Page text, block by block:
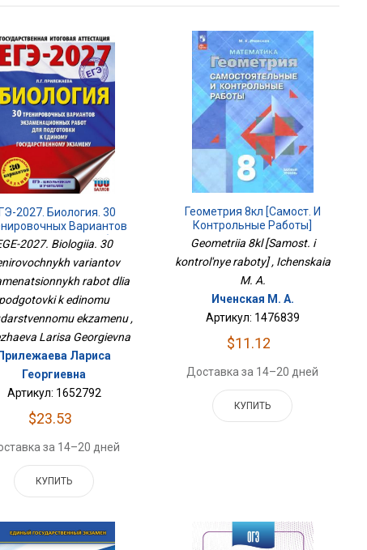
2027. Биология. 30
Вариантов
Работ
Подготовки К Единому
Экзамену
2027. Biologiia. 30
variantov
rabot dlia
podgotovki k edinomu
ekzamenu ,
Larisa Georgievna
Прилежаева Лариса
Георгиевна
Артикул: 1652792
$23.53
за 14–20 дней
КУПИТЬ
Геометрия 8кл [Самост. И
Контрольные Работы]
Geometriia 8kl [Samost. i
kontrol'nye raboty] , Ichenskaia
M. A.
Иченская М. А.
Артикул: 1476839
$11.12
Доставка за 14–20 дней
КУПИТЬ